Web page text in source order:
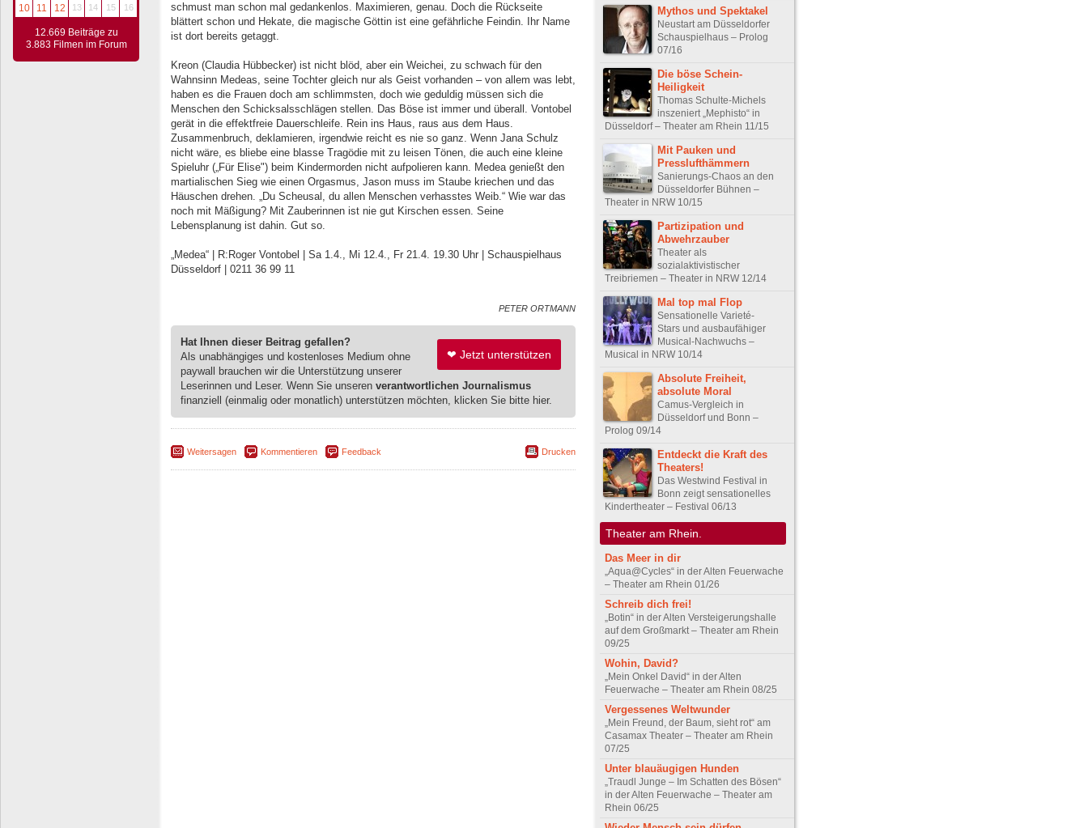
10
11 12 13 14 15 16
12.669 Beiträge zu
3.883 Filmen im Forum
schmust man schon mal gedankenlos. Maximieren, genau. Doch die Rückseite
blättert schon und Hekate, die magische Göttin ist eine gefährliche Feindin. Ihr Name
ist dort bereits getaggt.
Kreon (Claudia Hübbecker) ist nicht blöd, aber ein Weichei, zu schwach für den
Wahnsinn Medeas, seine Tochter gleich nur als Geist vorhanden – von allem was lebt,
haben es die Frauen doch am schlimmsten, doch wie geduldig müssen sich die
Menschen den Schicksalsschlägen stellen. Das Böse ist immer und überall. Vontobel
gerät in die effektfreie Dauerschleife. Rein ins Haus, raus aus dem Haus.
Zusammenbruch, deklamieren, irgendwie reicht es nie so ganz. Wenn Jana Schulz
nicht wäre, es bliebe eine blasse Tragödie mit zu leisen Tönen, die auch eine kleine
Spieluhr („Für Elise") beim Kindermorden nicht aufpolieren kann. Medea genießt den
martialischen Sieg wie einen Orgasmus, Jason muss im Staube kriechen und das
Häuschen drehen. „Du Scheusal, du allen Menschen verhasstes Weib.“ Wie war das
noch mit Mäßigung? Mit Zauberinnen ist nie gut Kirschen essen. Seine
Lebensplanung ist dahin. Gut so.
„Medea“ | R:Roger Vontobel | Sa 1.4., Mi 12.4., Fr 21.4. 19.30 Uhr | Schauspielhaus
Düsseldorf | 0211 36 99 11
PETER ORTMANN
❤ Jetzt unterstützen
Hat Ihnen dieser Beitrag gefallen?
Als unabhängiges und kostenloses Medium ohne
paywall brauchen wir die Unterstützung unserer
Leserinnen und Leser. Wenn Sie unseren verantwortlichen Journalismus
finanziell (einmalig oder monatlich) unterstützen möchten, klicken Sie bitte hier.
Weitersagen Kommentieren Feedback Drucken
Mythos und Spektakel
Neustart am Düsseldorfer
Schauspielhaus – Prolog
07/16
Die böse Schein-
Heiligkeit
Thomas Schulte-Michels
inszeniert „Mephisto“ in
Düsseldorf – Theater am Rhein 11/15
Mit Pauken und
Presslufthämmern
Sanierungs-Chaos an den
Düsseldorfer Bühnen –
Theater in NRW 10/15
Partizipation und
Abwehrzauber
Theater als
sozialaktivistischer
Treibriemen – Theater in NRW 12/14
Mal top mal Flop
Sensationelle Varieté-
Stars und ausbaufähiger
Musical-Nachwuchs –
Musical in NRW 10/14
Absolute Freiheit,
absolute Moral
Camus-Vergleich in
Düsseldorf und Bonn –
Prolog 09/14
Entdeckt die Kraft des
Theaters!
Das Westwind Festival in
Bonn zeigt sensationelles
Kindertheater – Festival 06/13
Theater am Rhein.
Das Meer in dir
„Aqua@Cycles“ in der Alten Feuerwache
– Theater am Rhein 01/26
Schreib dich frei!
„Botin“ in der Alten Versteigerungshalle
auf dem Großmarkt – Theater am Rhein
09/25
Wohin, David?
„Mein Onkel David“ in der Alten
Feuerwache – Theater am Rhein 08/25
Vergessenes Weltwunder
„Mein Freund, der Baum, sieht rot“ am
Casamax Theater – Theater am Rhein
07/25
Unter blauäugigen Hunden
„Traudl Junge – Im Schatten des Bösen“
in der Alten Feuerwache – Theater am
Rhein 06/25